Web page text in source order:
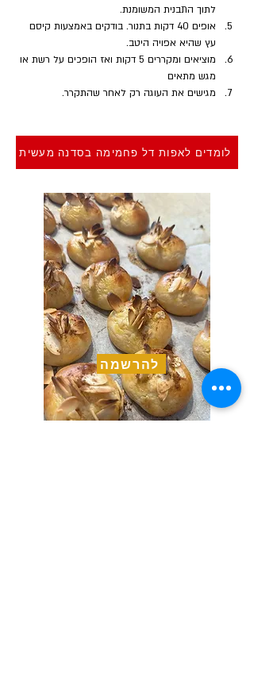
לתוך התבנית המשומנת.
אופים 40 דקות בתנור. בודקים באמצעות קיסם
עץ שהיא אפויה היטב.
מוציאים ומקררים 5 דקות ואז הופכים על רשת או
מגש מתאים
מגישים את העוגה רק לאחר שהתקרר.
לומדים לאפות דל פחמימה בסדנה מעשית
להרשמה